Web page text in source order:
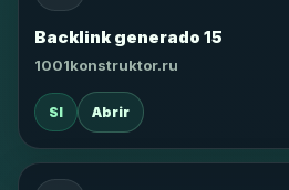
Backlink generado 15
1001konstruktor.ru
SI Abrir